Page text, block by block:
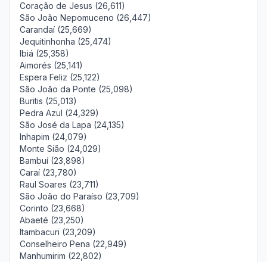
Coração de Jesus (26,611)
São João Nepomuceno (26,447)
Carandaí (25,669)
Jequitinhonha (25,474)
Ibiá (25,358)
Aimorés (25,141)
Espera Feliz (25,122)
São João da Ponte (25,098)
Buritis (25,013)
Pedra Azul (24,329)
São José da Lapa (24,135)
Inhapim (24,079)
Monte Sião (24,029)
Bambuí (23,898)
Caraí (23,780)
Raul Soares (23,711)
São João do Paraíso (23,709)
Corinto (23,668)
Abaeté (23,250)
Itambacuri (23,209)
Conselheiro Pena (22,949)
Manhumirim (22,802)